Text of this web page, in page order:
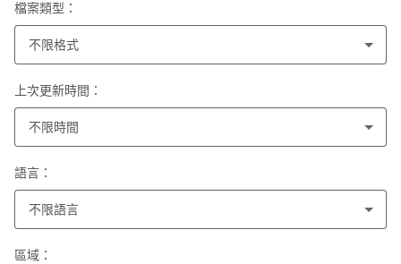
檔案類型：
不限格式
上次更新時間：
不限時間
語言：
不限語言
區域：